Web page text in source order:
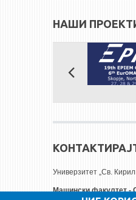
НАШИ
Универзитет „Св.
Машински факултет -